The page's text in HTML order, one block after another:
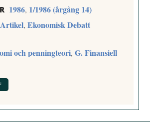
1986, 1/1986 (årgång 14)
Artikel,Ekonomisk Debatt
och penningteori,G. Finansiell